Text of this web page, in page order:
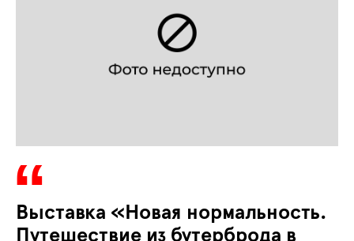
Выставка «Новая нормальность.
Путешествие из бутерброда в